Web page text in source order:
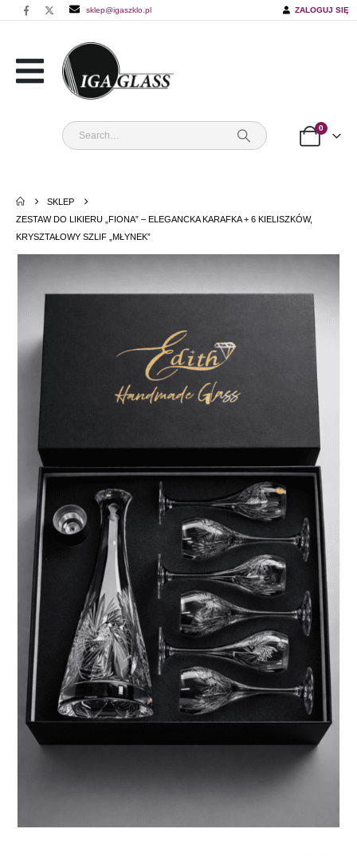
sklep@igaszklo.pl ZALOGUJ SIĘ
0
SKLEP
ZESTAW DO LIKIERU „FIONA” – ELEGANCKA KARAFKA + 6 KIELISZKÓW,
KRYSZTAŁOWY SZLIF „MŁYNEK”